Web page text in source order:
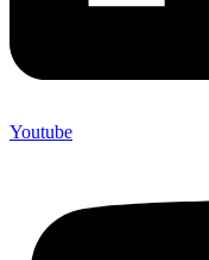
Youtube